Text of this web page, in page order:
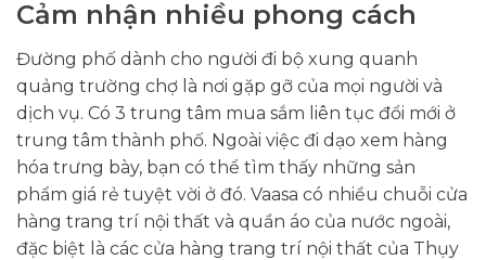
Cảm nhận nhiều phong cách
Đường phố dành cho người đi bộ xung quanh
quảng trường chợ là nơi gặp gỡ của mọi người và
dịch vụ. Có 3 trung tâm mua sắm liên tục đổi mới ở
trung tâm thành phố. Ngoài việc đi dạo xem hàng
hóa trưng bày, bạn có thể tìm thấy những sản
phẩm giá rẻ tuyệt vời ở đó. Vaasa có nhiều chuỗi cửa
hàng trang trí nội thất và quần áo của nước ngoài,
đặc biệt là các cửa hàng trang trí nội thất của Thụy